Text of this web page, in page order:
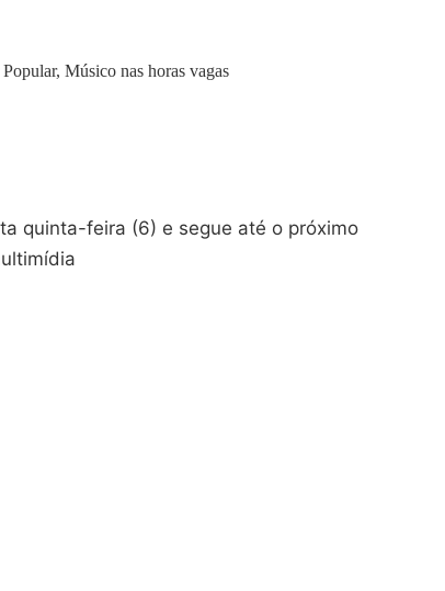
Músico nas horas vagas
e segue até o próximo